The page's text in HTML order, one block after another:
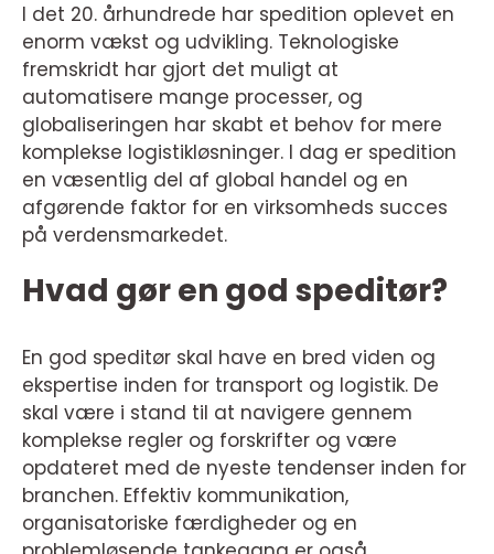
I det 20. århundrede har spedition oplevet en
enorm vækst og udvikling. Teknologiske
fremskridt har gjort det muligt at
automatisere mange processer, og
globaliseringen har skabt et behov for mere
komplekse logistikløsninger. I dag er spedition
en væsentlig del af global handel og en
afgørende faktor for en virksomheds succes
på verdensmarkedet.
Hvad gør en god speditør?
En god speditør skal have en bred viden og
ekspertise inden for transport og logistik. De
skal være i stand til at navigere gennem
komplekse regler og forskrifter og være
opdateret med de nyeste tendenser inden for
branchen. Effektiv kommunikation,
organisatoriske færdigheder og en